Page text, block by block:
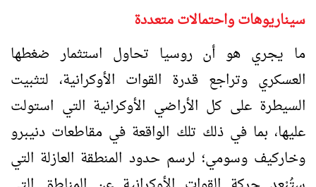
سيناريوهات واحتمالات متعددة
ما يجري هو أن روسيا تحاول استثمار ضغطها
العسكري وتراجع قدرة القوات الأوكرانية، لتثبيت
السيطرة على كل الأراضي الأوكرانية التي استولت
عليها، بما في ذلك تلك الواقعة في مقاطعات دنيبرو
وخاركيف وسومي؛ لرسم حدود المنطقة العازلة التي